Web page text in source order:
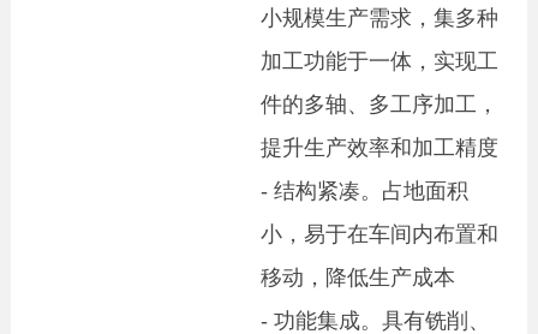
小规模生产需求，集多种
加工功能于一体， 实现工
件的多轴、多工序加工，
提升生产效率和加工精度
- 结构紧凑。占地面积
小，易于在车间内布置和
移动，降低生产成本
- 功能集成。具有铣削、